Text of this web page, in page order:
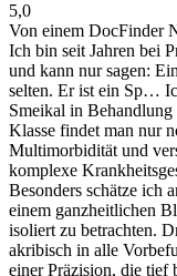
5,0
Von einem DocFinder
Ich bin seit Jahren bei
und kann nur sagen:
selten. Er ist ein Sp…
Smeikal in
Klasse findet man nur
Multimorbidität und
komplexe
Besonders schätze ich
einem ganzheitlichen
isoliert zu betrachten.
akribisch in alle
einer Präzision, die